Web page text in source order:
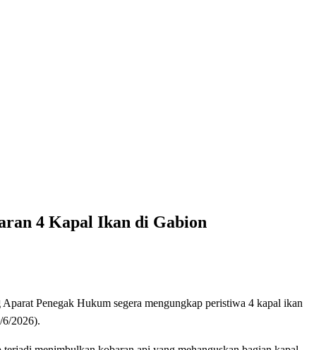
4 Kapal Ikan di Gabion
Penegak Hukum segera mengungkap peristiwa 4 kapal ikan
6/2026).